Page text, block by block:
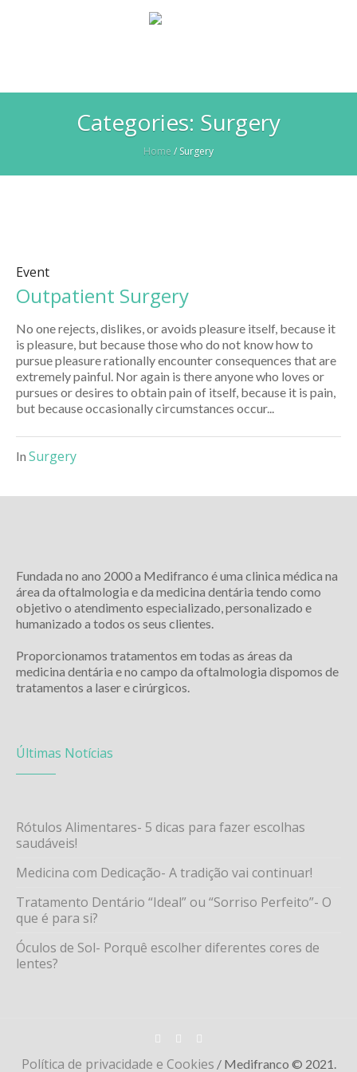
Categories: Surgery
Home / Surgery
Event
Outpatient Surgery
No one rejects, dislikes, or avoids pleasure itself, because it
is pleasure, but because those who do not know how to
pursue pleasure rationally encounter consequences that are
extremely painful. Nor again is there anyone who loves or
pursues or desires to obtain pain of itself, because it is pain,
but because occasionally circumstances occur...
In Surgery
Fundada no ano 2000 a Medifranco é uma clinica médica na
área da oftalmologia e da medicina dentária tendo como
objetivo o atendimento especializado, personalizado e
humanizado a todos os seus clientes.
Proporcionamos tratamentos em todas as áreas da
medicina dentária e no campo da oftalmologia dispomos de
tratamentos a laser e cirúrgicos.
Últimas Notícias
Rótulos Alimentares- 5 dicas para fazer escolhas
saudáveis!
Medicina com Dedicação- A tradição vai continuar!
Tratamento Dentário “Ideal” ou “Sorriso Perfeito”- O
que é para si?
Óculos de Sol- Porquê escolher diferentes cores de
lentes?
Política de privacidade e Cookies / Medifranco © 2021.